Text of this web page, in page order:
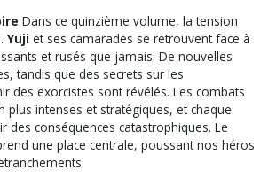
Dans ce quinzième volume, la tension
Yuji et ses camarades se retrouvent face à
et rusés que jamais. De nouvelles
tandis que des secrets sur les
des exorcistes sont révélés. Les combats
plus intenses et stratégiques, et chaque
des conséquences catastrophiques. Le
une place centrale, poussant nos héros